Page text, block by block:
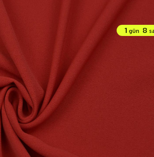
1 gün 8